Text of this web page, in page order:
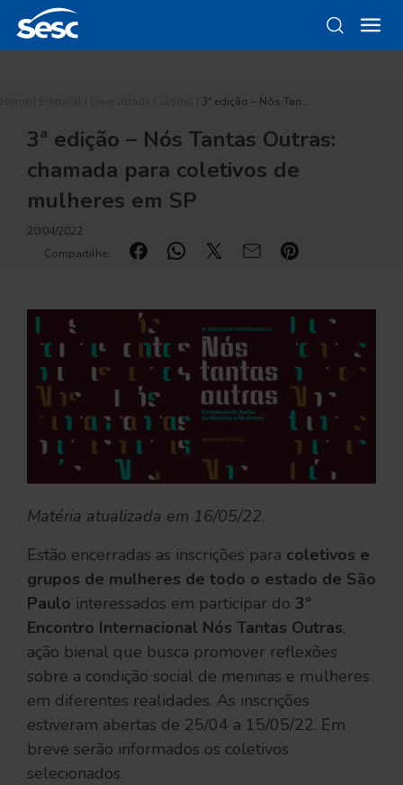
3ª edição – Nós Tan…
3ª edição – Nós Tantas Outras:
chamada para coletivos de
mulheres em SP
20/04/2022
Compartilhe:
Matéria atualizada em 16/05/22.
Estão encerradas as inscrições para coletivos e
grupos de mulheres de todo o estado de São
Paulo interessados em participar do 3º
Encontro Internacional Nós Tantas Outras,
ação bienal que busca promover reflexões
sobre a condição social de meninas e mulheres
em diferentes realidades. As inscrições
estiveram abertas de 25/04 a 15/05/22. Em
breve serão informados os coletivos
selecionados.